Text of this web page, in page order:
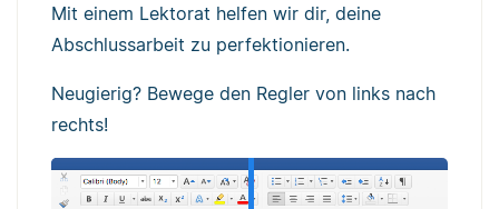
Mit einem Lektorat helfen wir dir, deine
Abschlussarbeit zu perfektionieren.
Neugierig? Bewege den Regler von links nach
rechts!